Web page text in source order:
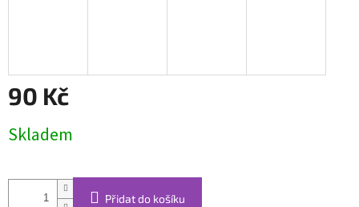
90 Kč
cena:
Skladem
Přidat do košíku